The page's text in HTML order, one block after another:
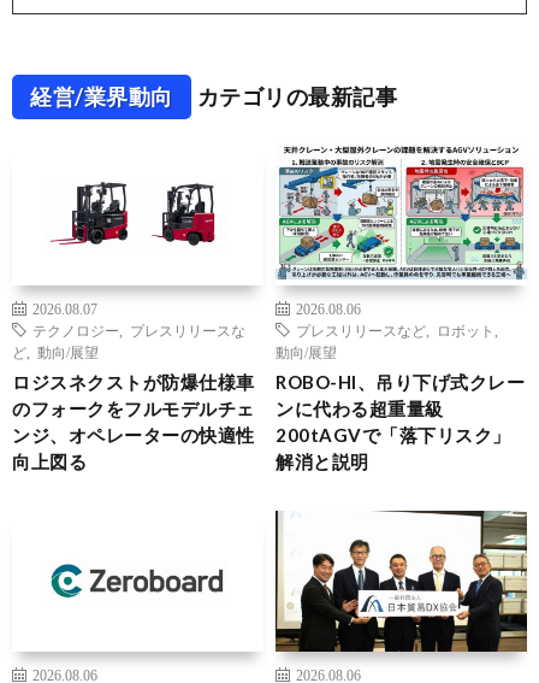
経営/業界動向 カテゴリの最新記事
2026.08.07
テクノロジー
プレスリリースな
ど
動向/展望
ロジスネクストが防爆仕様車
のフォークをフルモデルチェ
ンジ、オペレーターの快適性
向上図る
2026.08.06
プレスリリースなど
ロボット
動向/展望
ROBO-HI、吊り下げ式クレー
ンに代わる超重量級
200tAGVで「落下リスク」
解消と説明
2026.08.06
2026.08.06